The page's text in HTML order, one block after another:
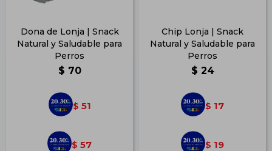
Dona de Lonja | Snack
Natural y Saludable para
Perros
$ 70
$ 51
$ 57
Chip Lonja | Snack
Natural y Saludable para
Perros
$ 24
$ 17
$ 19